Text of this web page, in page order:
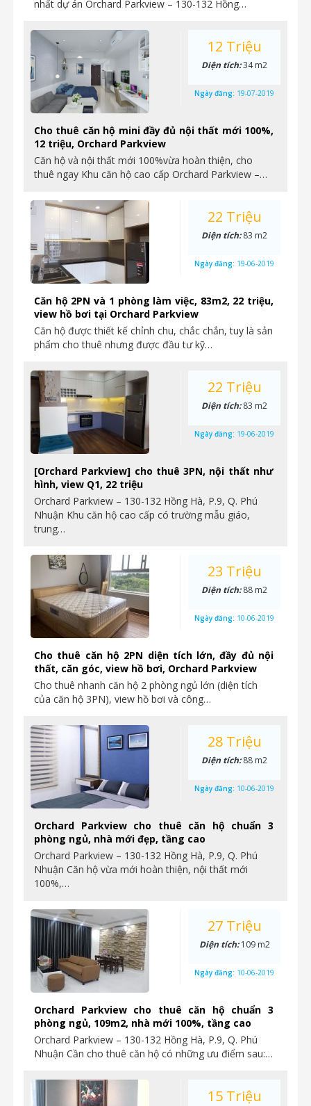
nhất dự án Orchard Parkview – 130-132 Hồng…
Cho thuê căn hộ mini đầy đủ nội thất mới 100%,
12 triệu, Orchard Parkview
Căn hộ và nội thất mới 100%vừa hoàn thiện, cho
thuê ngay Khu căn hộ cao cấp Orchard Parkview –…
12 Triệu
Diện tích:34 m2
Ngày đăng: 19-07-2019
Căn hộ 2PN và 1 phòng làm việc, 83m2, 22 triệu,
view hồ bơi tại Orchard Parkview
Căn hộ được thiết kế chỉnh chu, chắc chắn, tuy là sản
phẩm cho thuê nhưng được đầu tư kỹ…
22 Triệu
Diện tích:83 m2
Ngày đăng: 19-06-2019
[Orchard Parkview] cho thuê 3PN, nội thất như
hình, view Q1, 22 triệu
Orchard Parkview – 130-132 Hồng Hà, P.9, Q. Phú
Nhuận Khu căn hộ cao cấp có trường mẫu giáo,
trung…
22 Triệu
Diện tích:83 m2
Ngày đăng: 19-06-2019
Cho thuê căn hộ 2PN diện tích lớn, đầy đủ nội
thất, căn góc, view hồ bơi, Orchard Parkview
Cho thuê nhanh căn hộ 2 phòng ngủ lớn (diện tích
của căn hộ 3PN), view hồ bơi và công…
23 Triệu
Diện tích:88 m2
Ngày đăng: 10-06-2019
Orchard Parkview cho thuê căn hộ chuẩn 3
phòng ngủ, nhà mới đẹp, tầng cao
Orchard Parkview – 130-132 Hồng Hà, P.9, Q. Phú
Nhuận Căn hộ vừa mới hoàn thiện, nội thất mới
100%,…
28 Triệu
Diện tích:88 m2
Ngày đăng: 10-06-2019
Orchard Parkview cho thuê căn hộ chuẩn 3
phòng ngủ, 109m2, nhà mới 100%, tầng cao
Orchard Parkview – 130-132 Hồng Hà, P.9, Q. Phú
Nhuận Cần cho thuê căn hộ có những ưu điểm sau:…
27 Triệu
Diện tích:109 m2
Ngày đăng: 10-06-2019
15 Triệu